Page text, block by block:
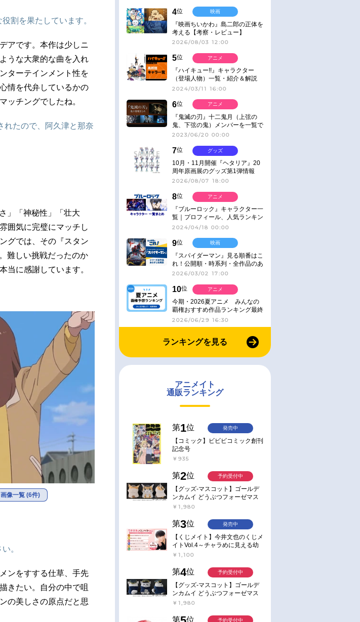
割を果たしています。
アです。本作は少しニ
うな大衆的な曲を入れ
ターテインメント性を
情を代弁しているかの
ッチングでしたね。
れたので、阿久津と那奈
」「神秘性」「壮大
囲気に完璧にマッチし
グでは、その『スタン
難しい挑戦だったのか
当に感謝しています。
画像一覧 (6件)
。
ンをすする仕草、手先
きたい。自分の中で咀
の美しさの原点だと思
4位
『映画ちいかわ』島二郎の正体を
考える【考察・レビュー】
2026/08/03 12:00
映画
5位
『ハイキュー!!』キャラクター
（登場人物）一覧・紹介＆解説
2024/03/11 16:00
アニメ
6位
『鬼滅の刃』十二鬼月（上弦の
鬼、下弦の鬼）メンバーを一覧で
紹介＆解説（登場鬼の情報まと
2023/06/20 00:00
アニメ
7位
10月・11月開催『ヘタリア』20
周年原画展のグッズ第1弾情報
2026/08/07 18:00
グッズ
8位
『ブルーロック』キャラクター一
覧｜プロフィール、人気ランキン
グ、キャラソン、診断など気にな
2024/04/18 00:00
アニメ
9位
『スパイダーマン』見る順番はこ
れ！公開順・時系列・全作品のあ
らすじをまとめました
2026/03/02 17:00
映画
10位
今期・2026夏アニメ みんなの
覇権おすすめ作品ランキング最終
結果発表！
2026/06/29 16:30
アニメ
ランキングを見る
アニメイト
通販ランキング
第1位
【コミック】ビビビコミック創刊
記念号
￥935
発売中
第2位
【グッズ-マスコット】ゴールデ
ンカムイ どうぶつフォーゼマス
コット 4.尾形百之助【再販】
￥1,980
予約受付中
第3位
【くじメイト】今井文也のくじメ
イトVol.4～チャラめに見える幼
馴染、実は一途で独占欲が強いん
￥1,100
発売中
第4位
【グッズ-マスコット】ゴールデ
ンカムイ どうぶつフォーゼマス
コット 5.月島軍曹【再販】
￥1,980
予約受付中
第 位 予約受付中